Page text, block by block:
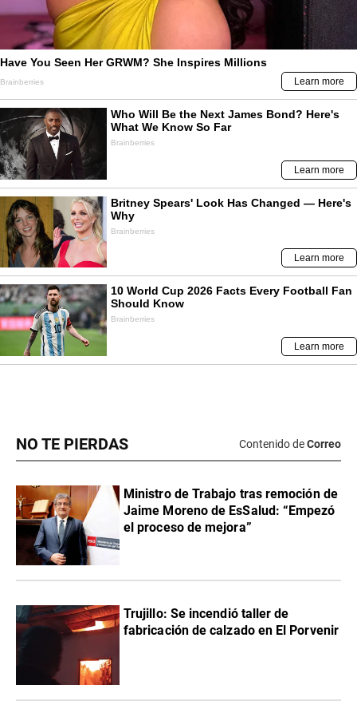
NO TE PIERDAS Contenido deCorreo
Ministro de Trabajo tras remoción de
Jaime Moreno de EsSalud: “Empezó
el proceso de mejora”
Trujillo: Se incendió taller de
fabricación de calzado en El Porvenir